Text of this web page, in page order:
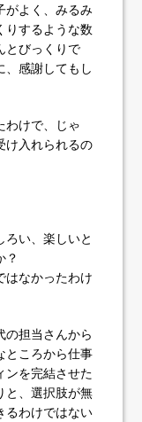
がよく、みるみ
りするような数
とびっくりで
、感謝してもし
わけで、じゃ
け入れられるの
い、楽しいと
？
はなかったわけ
の担当さんから
ところから仕事
ンを完結させた
と、選択肢が無
るわけではない